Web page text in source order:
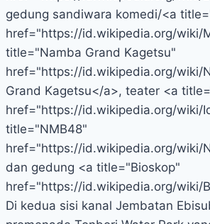
gedung sandiwara komedi/<a
href="https://id.wikipedia.org/wiki/
title="Namba Grand Kagetsu"
href="https://id.wikipedia.org/wiki/
Grand Kagetsu</a>, teater <a
href="https://id.wikipedia.org/wiki/
title="NMB48"
href="https://id.wikipedia.org/wiki/
dan gedung <a title="Bioskop"
href="https://id.wikipedia.org/wiki/
Di kedua sisi kanal Jembatan